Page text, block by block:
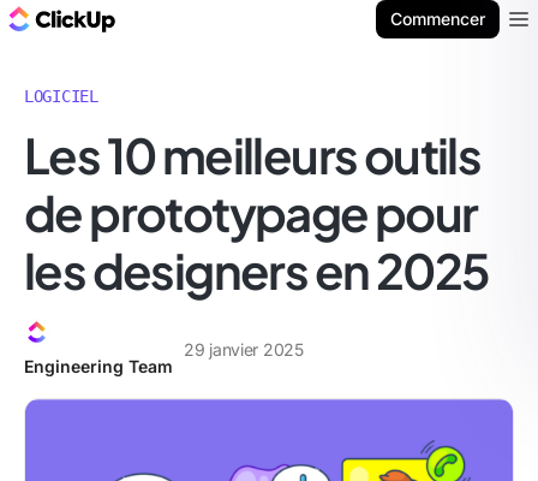
Commencer
LOGICIEL
Les 10 meilleurs outils
de prototypage pour
les designers en 2025
Engineering Team
29 janvier 2025